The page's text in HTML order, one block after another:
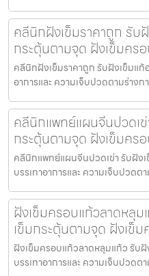
คลีนิกฝังเข็มราคาถูก รับ
กระตุ้นตามจุด ฝังเข็มคร
คลีนิกฝังเข็มราคาถูก รับฝังเข็มแก้
อาการและ ความเจ็บปวดตามร่าง
คลีนิกแพทย์แผนจีนปวดเข่
กระตุ้นตามจุด ฝังเข็มคร
คลีนิกแพทย์แผนจีนปวดเข่า รับฝัง
บรรเทาอาการและ ความเจ็บปวด
ฝังเข็มครอบแก้วลาดหลุ
เข็มกระตุ้นตามจุด ฝังเข็
ฝังเข็มครอบแก้วลาดหลุมแก้ว รับ
บรรเทาอาการและ ความเจ็บปวด